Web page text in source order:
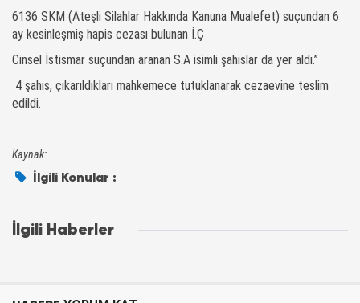
6136 SKM (Ateşli Silahlar Hakkında Kanuna Mualefet) suçundan 6
ay kesinleşmiş hapis cezası bulunan İ.Ç
Cinsel İstismar suçundan aranan S.A isimli şahıslar da yer aldı.”
4 şahıs, çıkarıldıkları mahkemece tutuklanarak cezaevine teslim
edildi.
Kaynak:
İlgili Konular :
İlgili Haberler